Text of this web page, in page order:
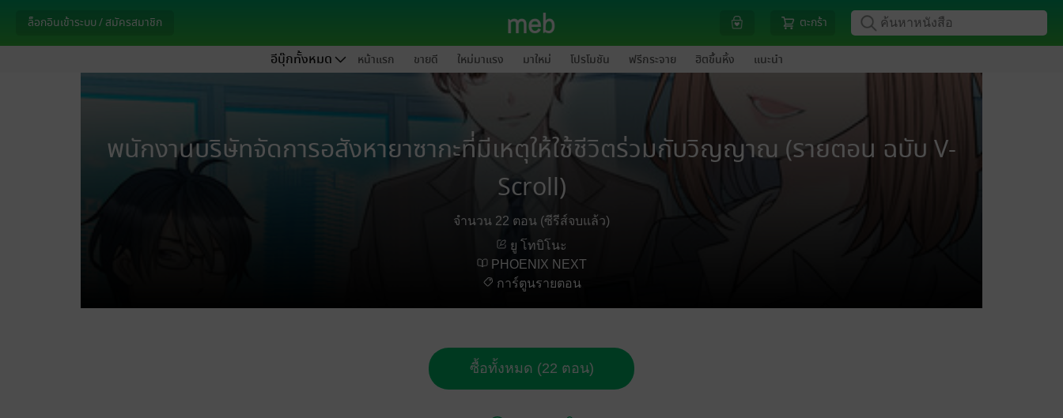
ล็อกอินเข้าระบบ / สมัครสมาชิก ตะกร้า
อีบุ๊กทั้งหมด หน้าแรก ขายดี ใหม่มาแรง มาใหม่ โปรโมชัน ฟรีกระจาย ฮิตขึ้นหิ้ง แนะนำ
พนักงานบริษัทจัดการอสังหายาซากะที่มีเหตุให้ใช้ชีวิตร่วมกับวิญญาณ (รายตอน ฉบับ V-
Scroll)
จำนวน 22 ตอน (ซีรีส์จบแล้ว)
ยู โทบิโนะ
PHOENIX NEXT
การ์ตูนรายตอน
ซื้อทั้งหมด (22 ตอน)